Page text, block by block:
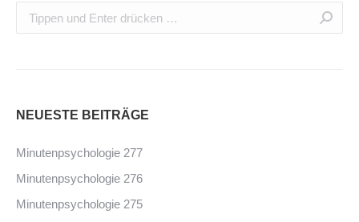
NEUESTE BEITRÄGE
Minutenpsychologie 277
Minutenpsychologie 276
Minutenpsychologie 275